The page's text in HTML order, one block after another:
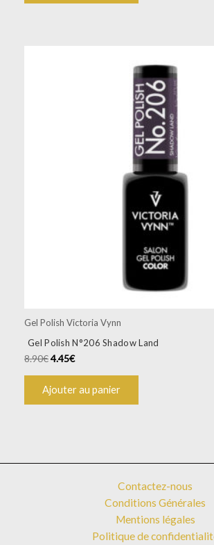
Gel Polish Victoria Vynn
Gel Polish N°206 Shadow Land
8.90€4.45€
Ajouter au panier
Contactez-nous
Conditions Générales
Mentions légales
Politique de